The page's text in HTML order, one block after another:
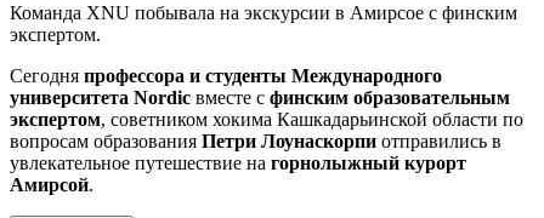
Команда XNU побывала на экскурсии в Амирсое с финским
экспертом.
Сегодня профессора и студенты Международного
университета Nordic вместе с финским образовательным
экспертом, советником хокима Кашкадарьинской области по
вопросам образования Петри Лоунаскорпи отправились в
увлекательное путешествие на горнолыжный курорт
Амирсой.